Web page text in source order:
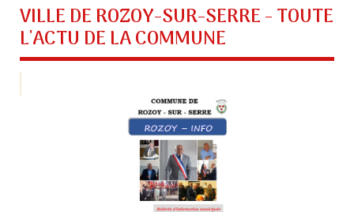
VILLE DE ROZOY-SUR-SERRE- TOUTE
L'ACTU DE LA COMMUNE